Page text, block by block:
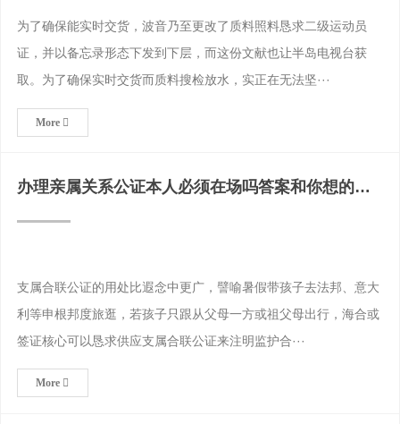
为了确保能实时交货，波音乃至更改了质料照料恳求二级运动员
证，并以备忘录形态下发到下层，而这份文献也让半岛电视台获
取。为了确保实时交货而质料搜检放水，实正在无法坚···
More
办理亲属关系公证本人必须在场吗答案和你想的不
一样2026/7
支属合联公证的用处比遐念中更广，譬喻暑假带孩子去法邦、意大
利等申根邦度旅逛，若孩子只跟从父母一方或祖父母出行，海合或
签证核心可以恳求供应支属合联公证来注明监护合···
More